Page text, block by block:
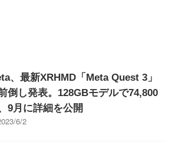
、最新XRHMD「Meta Quest 3」
倒し発表。128GBモデルで74,800
9月に詳細を公開
6/2